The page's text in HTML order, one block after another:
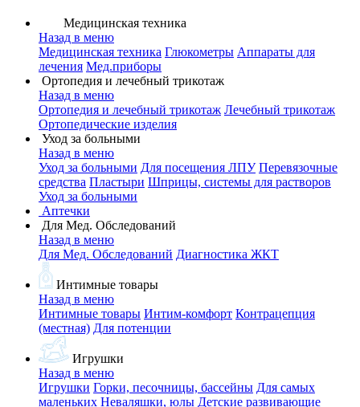
Медицинская техника
Назад в меню
Медицинская техника Глюкометры Аппараты для
лечения Мед.приборы
Ортопедия и лечебный трикотаж
Назад в меню
Ортопедия и лечебный трикотаж Лечебный трикотаж
Ортопедические изделия
Уход за больными
Назад в меню
Уход за больными Для посещения ЛПУ Перевязочные
средства Пластыри Шприцы, системы для растворов
Уход за больными
Аптечки
Для Мед. Обследований
Назад в меню
Для Мед. Обследований Диагностика ЖКТ
Интимные товары
Назад в меню
Интимные товары Интим-комфорт Контрацепция
(местная) Для потенции
Игрушки
Назад в меню
Игрушки Горки, песочницы, бассейны Для самых
маленьких Неваляшки, юлы Детские развивающие